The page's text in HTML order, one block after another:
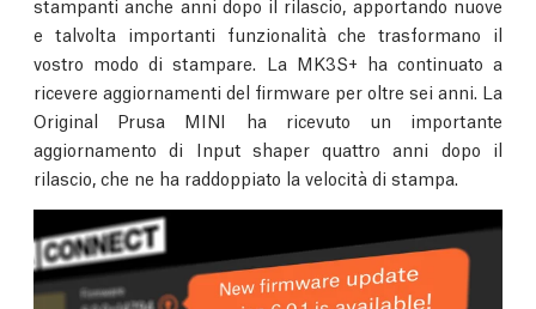
e talvolta importanti funzionalità che trasformano il
vostro modo di stampare. La MK3S+ ha continuato a
ricevere aggiornamenti del firmware per oltre sei anni. La
Original Prusa MINI ha ricevuto un importante
aggiornamento di Input shaper quattro anni dopo il
rilascio, che ne ha raddoppiato la velocità di stampa.